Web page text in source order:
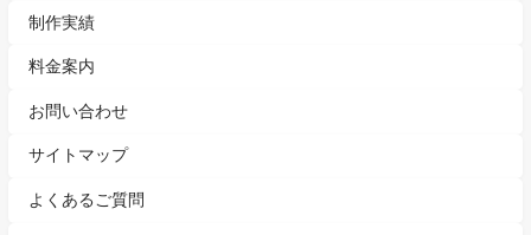
制作実績
料金案内
お問い合わせ
サイトマップ
よくあるご質問